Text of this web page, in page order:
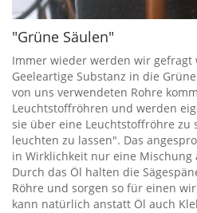
"Grüne Säulen"
Immer wieder werden wir gefragt
Geeleartige Substanz in die
von uns verwendeten Rohre
Leuchtstoffröhren und werden
sie über eine Leuchtstoffröhre zu
leuchten zu lassen". Das
in Wirklichkeit nur eine Mischung
Durch das Öl halten die
Röhre und sorgen so für einen
kann natürlich anstatt Öl auch